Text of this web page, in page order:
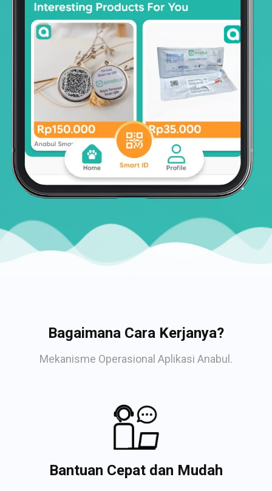
Bagaimana Cara Kerjanya?
Mekanisme Operasional Aplikasi Anabul.
Bantuan Cepat dan Mudah